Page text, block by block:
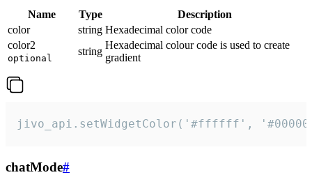
Name Type
Description
color
string Hexadecimal color code
color2
optional
string
Hexadecimal colour code is used to create
gradient
jivo_api.setWidgetColor('#ffffff',
chatMode#